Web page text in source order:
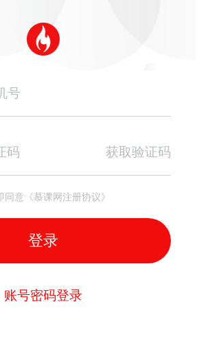
获取验证码
同意《慕课网注册协议》
登录
账号密码登录